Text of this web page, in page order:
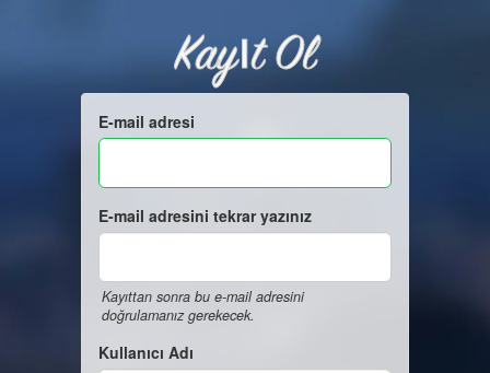
Kayıt Ol
E-mail adresi
E-mail adresini tekrar yazınız
Kayıttan sonra bu e-mail adresini
doğrulamanız gerekecek.
Kullanıcı Adı